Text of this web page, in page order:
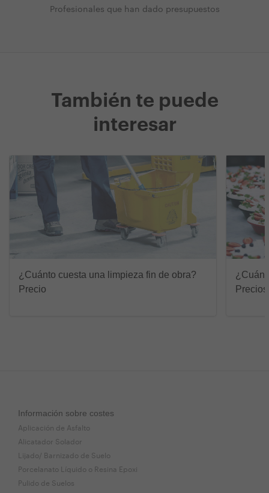
Profesionales que han dado presupuestos
También te puede
interesar
¿Cuánto cuesta una limpieza fin de obra?
Precio
Precios
Información sobre costes
Aplicación de Asfalto
Alicatador Solador
Lijado/ Barnizado de Suelo
Porcelanato Líquido o Resina Epoxi
Pulido de Suelos